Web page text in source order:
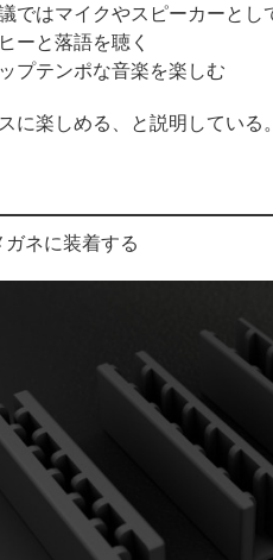
ではマイクやスピーカーとし
ーと落語を聴く
プテンポな音楽を楽しむ
に楽しめる、と説明している。
ガネに装着する